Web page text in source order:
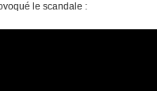
le scandale :